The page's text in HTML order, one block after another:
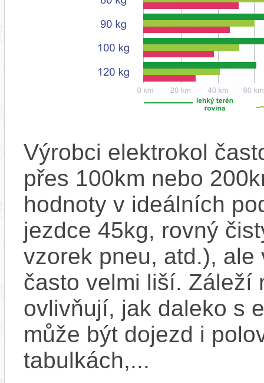
Výrobci elektrokol
přes 100km nebo
hodnoty v ideálních
jezdce 45kg, rovný
vzorek pneu, atd.),
často velmi liší. Záleží
ovlivňují, jak daleko s
může být dojezd i
tabulkách,...